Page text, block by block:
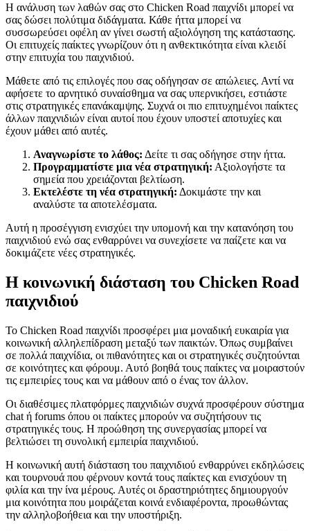
Η ανάλυση των λαθών σας στο Chicken Road παιχνίδι μπορεί να
σας δώσει πολύτιμα διδάγματα. Κάθε ήττα μπορεί να
συσσωρεύσει οφέλη αν γίνει σωστή αξιολόγηση της κατάστασης.
Οι επιτυχείς παίκτες γνωρίζουν ότι η ανθεκτικότητα είναι κλειδί
στην επιτυχία του παιχνιδιού.
Μάθετε από τις επιλογές που σας οδήγησαν σε απώλειες. Αντί να
αφήσετε το αρνητικό συναίσθημα να σας υπερνικήσει, εστιάστε
στις στρατηγικές επανάκαμψης. Συχνά οι πιο επιτυχημένοι παίκτες
άλλων παιχνιδιών είναι αυτοί που έχουν υποστεί αποτυχίες και
έχουν μάθει από αυτές.
Αναγνωρίστε το λάθος: Δείτε τι σας οδήγησε στην ήττα.
Προγραμματίστε μια νέα στρατηγική: Αξιολογήστε τα
σημεία που χρειάζονται βελτίωση.
Εκτελέστε τη νέα στρατηγική: Δοκιμάστε την και
αναλύστε τα αποτελέσματα.
Αυτή η προσέγγιση ενισχύει την υπομονή και την κατανόηση του
παιχνιδιού ενώ σας ενθαρρύνει να συνεχίσετε να παίζετε και να
δοκιμάζετε νέες στρατηγικές.
Η κοινωνική διάσταση του Chicken Road
παιχνιδιού
Το Chicken Road παιχνίδι προσφέρει μια μοναδική ευκαιρία για
κοινωνική αλληλεπίδραση μεταξύ των παικτών. Όπως συμβαίνει
σε πολλά παιχνίδια, οι πιθανότητες και οι στρατηγικές συζητούνται
σε κοινότητες και φόρουμ. Αυτό βοηθά τους παίκτες να μοιραστούν
τις εμπειρίες τους και να μάθουν από ο ένας τον άλλον.
Οι διαθέσιμες πλατφόρμες παιχνιδιών συχνά προσφέρουν σύστημα
chat ή forums όπου οι παίκτες μπορούν να συζητήσουν τις
στρατηγικές τους. Η προώθηση της συνεργασίας μπορεί να
βελτιώσει τη συνολική εμπειρία παιχνιδιού.
Η κοινωνική αυτή διάσταση του παιχνιδιού ενθαρρύνει εκδηλώσεις
και τουρνουά που φέρνουν κοντά τους παίκτες και ενισχύουν τη
φιλία και την ίνα μέρους. Αυτές οι δραστηριότητες δημιουργούν
μια κοινότητα που μοιράζεται κοινά ενδιαφέροντα, προωθώντας
την αλληλοβοήθεια και την υποστήριξη.